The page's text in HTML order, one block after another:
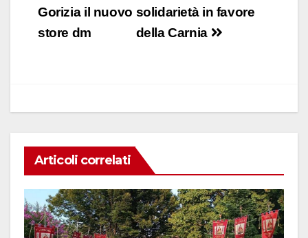
e
b
s
e
dI
di
vi
articoli
solidarietà in favore
della Carnia
Gorizia il nuovo
store dm
Articoli correlati